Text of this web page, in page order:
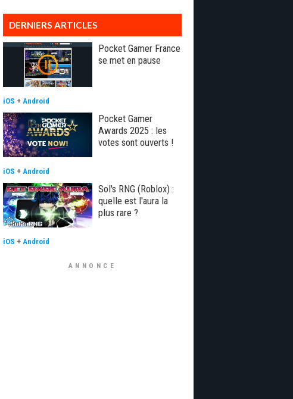
DERNIERS ARTICLES
Pocket Gamer France
se met en pause
iOS + Android
Pocket Gamer
Awards 2025 : les
votes sont ouverts !
iOS + Android
Sol's RNG (Roblox) :
quelle est l'aura la
plus rare ?
iOS + Android
ANNONCE